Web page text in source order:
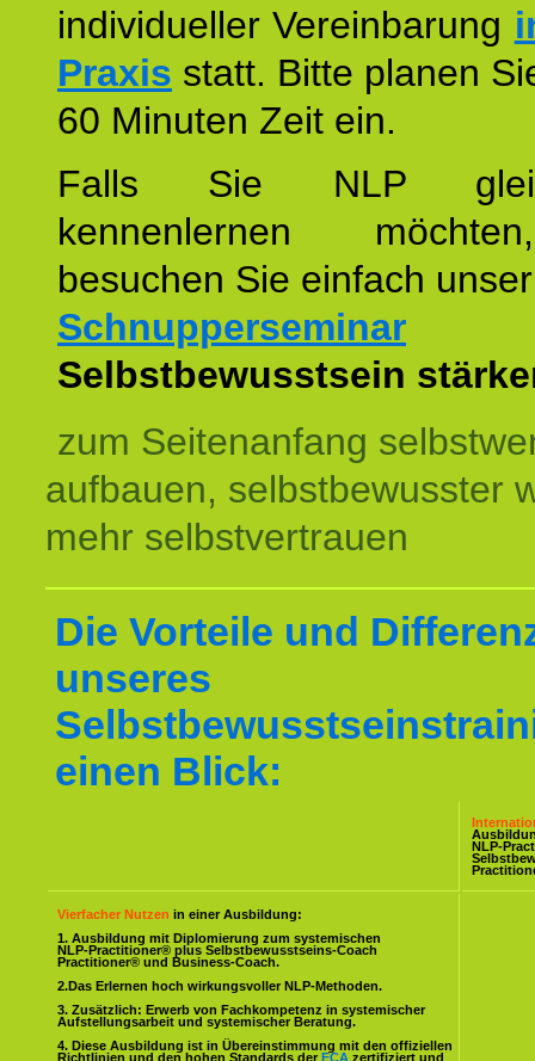
individueller Vereinbarung
Praxis statt. Bitte planen
60 Minuten Zeit ein.
Falls Sie NLP
kennenlernen
besuchen Sie einfach unser
Schnupperseminar
Selbstbewusstsein
zum Seitenanfang
aufbauen, selbstbewusster
mehr selbstvertrauen
Die Vorteile und
unseres
einen Blick:
NLP-
Vierfacher Nutzen in einer Ausbildung:
1. Ausbildung mit Diplomierung zum systemischen
NLP-Practitioner® plus Selbstbewusstseins-Coach
Practitioner® und Business-Coach.
2.Das Erlernen hoch wirkungsvoller NLP-Methoden.
3. Zusätzlich: Erwerb von Fachkompetenz in systemischer
Aufstellungsarbeit und systemischer Beratung.
4. Diese Ausbildung ist in Übereinstimmung mit den offiziellen
Richtlinien und den hohen Standards der ECA zertifiziert und